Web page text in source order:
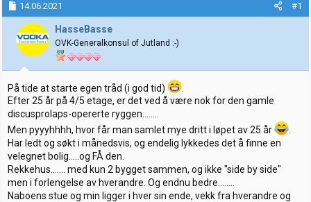
r
t
e
o
14.06.2021 #1
HasseBasse
OVK-Generalkonsul of Jutland :-)
På tide at starte egen tråd (i god tid)
.
Efter 25 år på 4/5 etage, er det ved å være nok for den gamle
discusprolaps-opererte ryggen........
Men pyyyhhhh, hvor får man samlet mye dritt i løpet av 25 år
.
Har ledt og søkt i månedsvis, og endelig lykkedes det å finne en
velegnet bolig.....og FÅ den.
Rekkehus....... med kun 2 bygget sammen, og ikke "side by side"
men i forlengelse av hverandre. Og endnu bedre........
Naboens stue og min ligger i hver sin ende, vekk fra hverandre og